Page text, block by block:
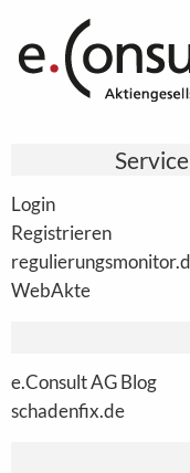
Login
Registrieren
WebAkte
e.Consult AG Blog
schadenfix.de